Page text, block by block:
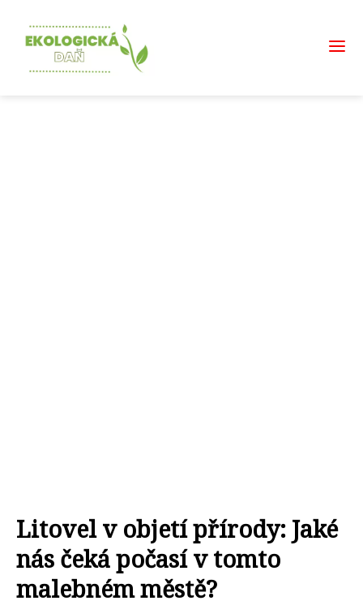
Litovel v objetí přírody: Jaké
nás čeká počasí v tomto
malebném městě?